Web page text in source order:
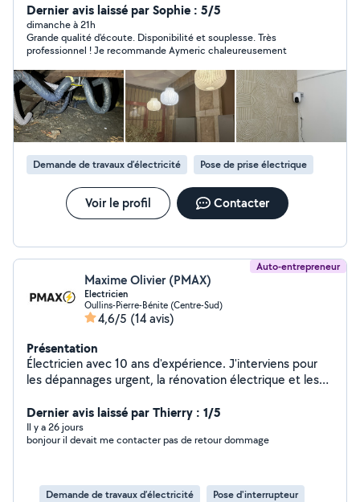
électrique en tous genre (pose de tringles à rideau,
montage de meubles, montage et fixation de meubles)
Électricien titulaire d'un BAC professionnel
Électrotechnique et BTS Électrotechnique.
Dernier avis laissé par Sophie : 5/5
dimanche à 21h
Grande qualité d'écoute. Disponibilité et souplesse. Très
professionnel ! Je recommande Aymeric chaleureusement
Demande de travaux d’électricité Pose de prise électrique
Voir le profil Contacter
Auto-entrepreneur
Maxime Olivier (PMAX)
Electricien
Oullins-Pierre-Bénite (Centre-Sud)
4,6/5 (14 avis)
Présentation
Électricien avec 10 ans d'expérience. J'interviens pour
les dépannages urgent, la rénovation électrique et les
Dépannages, Rénovation, mise aux normes, installation.
Intervention sur Lyon et ses alentours. Travail sérieux,
soigné et conforme aux normes. Conseils clairs et
Dernier avis laissé par Thierry : 1/5
Il y a 26 jours
bonjour il devait me contacter pas de retour dommage
Demande de travaux d’électricité Pose d'interrupteur